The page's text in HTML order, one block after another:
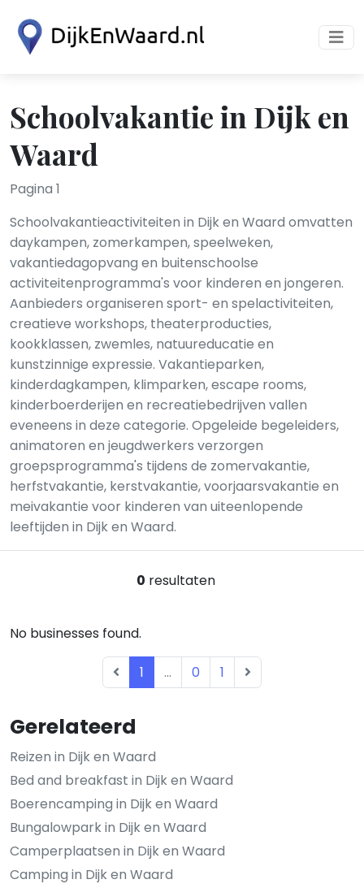
Schoolvakantie in Dijk en
Waard
Pagina 1
Schoolvakantieactiviteiten in Dijk en Waard omvatten
daykampen, zomerkampen, speelweken,
vakantiedagopvang en buitenschoolse
activiteitenprogramma's voor kinderen en jongeren.
Aanbieders organiseren sport- en spelactiviteiten,
creatieve workshops, theaterproducties,
kookklassen, zwemles, natuureducatie en
kunstzinnige expressie. Vakantieparken,
kinderdagkampen, klimparken, escape rooms,
kinderboerderijen en recreatiebedrijven vallen
eveneens in deze categorie. Opgeleide begeleiders,
animatoren en jeugdwerkers verzorgen
groepsprogramma's tijdens de zomervakantie,
herfstvakantie, kerstvakantie, voorjaarsvakantie en
meivakantie voor kinderen van uiteenlopende
leeftijden in Dijk en Waard.
Gerelateerd
Reizen in Dijk en Waard
Bed and breakfast in Dijk en Waard
Boerencamping in Dijk en Waard
Bungalowpark in Dijk en Waard
Camperplaatsen in Dijk en Waard
Camping in Dijk en Waard
0 resultaten
No businesses found.
1 ... 0 1